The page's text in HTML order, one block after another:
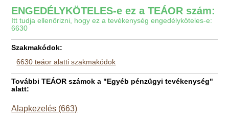
ENGEDÉLYKÖTELES-e ez a TEÁOR szám:
Itt tudja ellenőrizni, hogy ez a tevékenység engedélyköteles-e:
6630
Szakmakódok:
6630 teáor alatti szakmakódok
További TEÁOR számok a "Egyéb pénzügyi tevékenység"
alatt:
Alapkezelés (663)